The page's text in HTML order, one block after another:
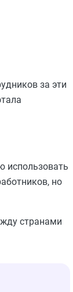
за эти
использовать
но
странами